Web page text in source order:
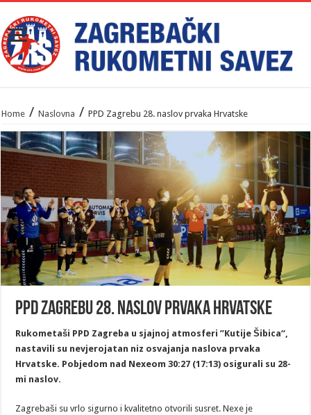
Home / Naslovna / PPD Zagrebu 28. naslov prvaka Hrvatske
PPD Zagrebu 28. naslov prvaka Hrvatske
Rukometaši PPD Zagreba u sjajnoj atmosferi ”Kutije Šibica“,
nastavili su nevjerojatan niz osvajanja naslova prvaka
Hrvatske. Pobjedom nad Nexeom 30:27 (17:13) osigurali su 28-
mi naslov.
Zagrebaši su vrlo sigurno i kvalitetno otvorili susret. Nexe je